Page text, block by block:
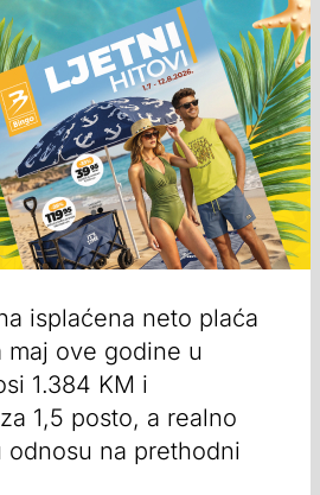
isplaćena neto plaća
maj ove godine u
1.384 KM i
1,5 posto, a realno
odnosu na prethodni